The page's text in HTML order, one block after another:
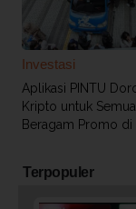
Investasi
Aplikasi PINTU
Kripto untuk
Beragam Promo di
Terpopuler